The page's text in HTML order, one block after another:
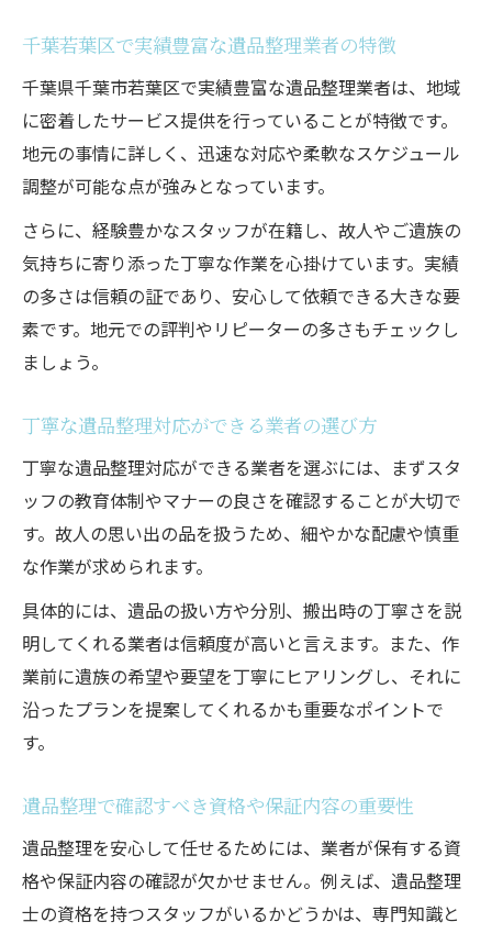
千葉若葉区で実績豊富な遺品整理業者の特徴
千葉県千葉市若葉区で実績豊富な遺品整理業者は、地域
に密着したサービス提供を行っていることが特徴です。
地元の事情に詳しく、迅速な対応や柔軟なスケジュール
調整が可能な点が強みとなっています。
さらに、経験豊かなスタッフが在籍し、故人やご遺族の
気持ちに寄り添った丁寧な作業を心掛けています。実績
の多さは信頼の証であり、安心して依頼できる大きな要
素です。地元での評判やリピーターの多さもチェックし
ましょう。
丁寧な遺品整理対応ができる業者の選び方
丁寧な遺品整理対応ができる業者を選ぶには、まずスタ
ッフの教育体制やマナーの良さを確認することが大切で
す。故人の思い出の品を扱うため、細やかな配慮や慎重
な作業が求められます。
具体的には、遺品の扱い方や分別、搬出時の丁寧さを説
明してくれる業者は信頼度が高いと言えます。また、作
業前に遺族の希望や要望を丁寧にヒアリングし、それに
沿ったプランを提案してくれるかも重要なポイントで
す。
遺品整理で確認すべき資格や保証内容の重要性
遺品整理を安心して任せるためには、業者が保有する資
格や保証内容の確認が欠かせません。例えば、遺品整理
士の資格を持つスタッフがいるかどうかは、専門知識と